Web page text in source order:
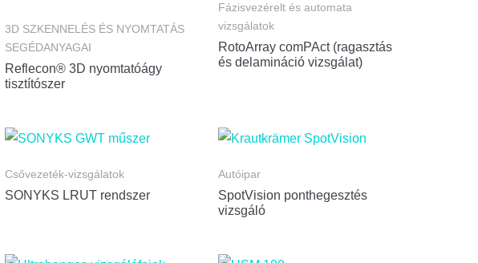
3D SZKENNELÉS ÉS NYOMTATÁS
SEGÉDANYAGAI
Reflecon® 3D nyomtatóágy
tisztítószer
Fázisvezérelt és automata
vizsgálatok
RotoArray comPAct (ragasztás
és delamináció vizsgálat)
Csővezeték-vizsgálatok
SONYKS LRUT rendszer
Autóipar
SpotVision ponthegesztés
vizsgáló